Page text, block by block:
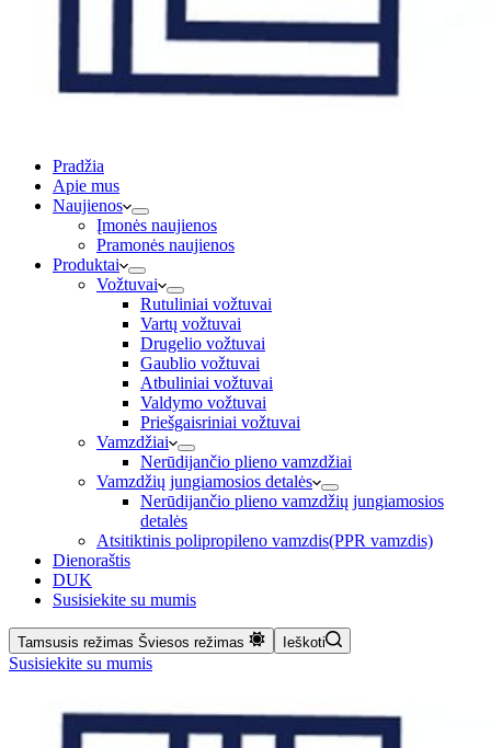
Pradžia
Apie mus
Naujienos
Įmonės naujienos
Pramonės naujienos
Produktai
Vožtuvai
Rutuliniai vožtuvai
Vartų vožtuvai
Drugelio vožtuvai
Gaublio vožtuvai
Atbuliniai vožtuvai
Valdymo vožtuvai
Priešgaisriniai vožtuvai
Vamzdžiai
Nerūdijančio plieno vamzdžiai
Vamzdžių jungiamosios detalės
Nerūdijančio plieno vamzdžių jungiamosios
detalės
Atsitiktinis polipropileno vamzdis(PPR vamzdis)
Dienoraštis
DUK
Susisiekite su mumis
Tamsusis režimas Šviesos režimas Ieškoti
Susisiekite su mumis